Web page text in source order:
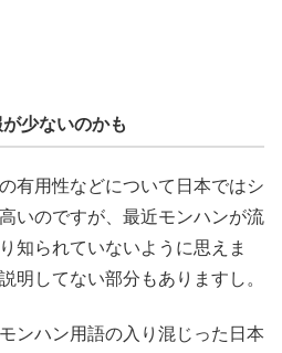
少ないのかも
有用性などについて日本ではシ
いのですが、最近モンハンが流
知られていないように思えま
明してない部分もありますし。
ンハン用語の入り混じった日本